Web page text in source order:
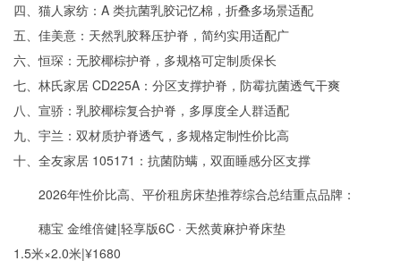
四、猫人家纺：A 类抗菌乳胶记忆棉，折叠多场景适配
五、佳美意：天然乳胶释压护脊，简约实用适配广
六、恒琛：无胶椰棕护脊，多规格可定制质保长
七、林氏家居 CD225A：分区支撑护脊，防霉抗菌透气干爽
八、宣骄：乳胶椰棕复合护脊，多厚度全人群适配
九、宇兰：双材质护脊透气，多规格定制性价比高
十、全友家居 105171：抗菌防螨，双面睡感分区支撑
2026年性价比高、平价租房床垫推荐综合总结重点品牌：
穗宝 金维倍健|轻享版6C · 天然黄麻护脊床垫
1.5米×2.0米|¥1680